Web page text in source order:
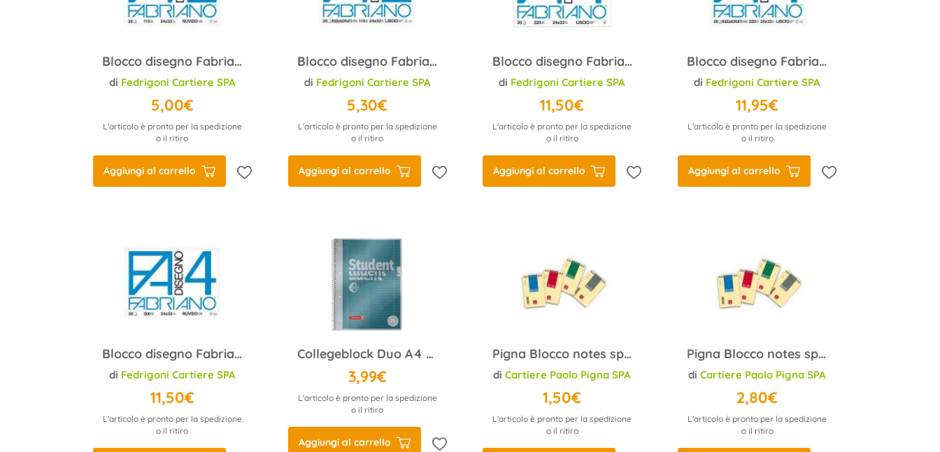
Blocco disegno Fabriano F2 24x33 110 g/m2 ruvido
di Fedrigoni Cartiere SPA
5,00€
L'articolo è pronto per la spedizione
o il ritiro
Aggiungi al carrello
Blocco disegno Fabriano F2 24x33 110 g/m2 liscio riquadrato
di Fedrigoni Cartiere SPA
5,30€
L'articolo è pronto per la spedizione
o il ritiro
Aggiungi al carrello
Blocco disegno Fabriano F4 24x33 200g/m2 liscio
di Fedrigoni Cartiere SPA
11,50€
L'articolo è pronto per la spedizione
o il ritiro
Aggiungi al carrello
Blocco disegno Fabriano F4 24x33 200g/m2 liscio riquadrato
di Fedrigoni Cartiere SPA
11,95€
L'articolo è pronto per la spedizione
o il ritiro
Aggiungi al carrello
Blocco disegno Fabriano F4 24x33 200g/m2 ruvido
di Fedrigoni Cartiere SPA
11,50€
L'articolo è pronto per la spedizione
o il ritiro
Collegeblock Duo A4 Lin.28+27 Premi
3,99€
L'articolo è pronto per la spedizione
o il ritiro
Aggiungi al carrello
Pigna Blocco notes spiralato A6 Pignastyl 02156255M quadrett
diCartiere Paolo Pigna SPA
1,50€
L'articolo è pronto per la spedizione
o il ritiro
Pigna Blocco notes spiralato A5 Pignastyl 0215627 5M quadret
diCartiere Paolo Pigna SPA
2,80€
L'articolo è pronto per la spedizione
o il ritiro